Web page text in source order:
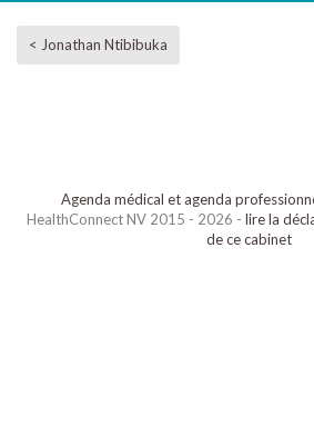
< Jonathan Ntibibuka
Agenda médical et agenda
HealthConnect NV 2015 - 2026 - lire la
de ce cabinet